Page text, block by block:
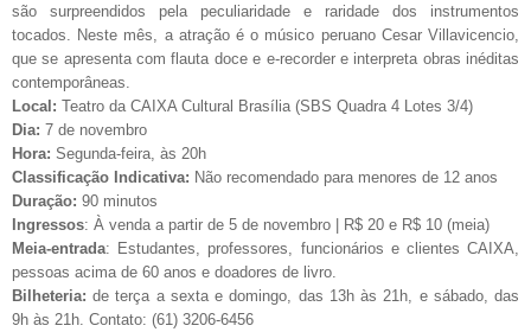
são surpreendidos pela peculiaridade e raridade dos instrumentos
tocados. Neste mês, a atração é o músico peruano Cesar Villavicencio,
que se apresenta com flauta doce e e-recorder e interpreta obras inéditas
contemporâneas.
Local: Teatro da CAIXA Cultural Brasília (SBS Quadra 4 Lotes 3/4)
Dia: 7 de novembro
Hora: Segunda-feira, às 20h
Classificação Indicativa: Não recomendado para menores de 12 anos
Duração: 90 minutos
Ingressos: À venda a partir de 5 de novembro | R$ 20 e R$ 10 (meia)
Meia-entrada: Estudantes, professores, funcionários e clientes CAIXA,
pessoas acima de 60 anos e doadores de livro.
Bilheteria: de terça a sexta e domingo, das 13h às 21h, e sábado, das
9h às 21h. Contato: (61) 3206-6456